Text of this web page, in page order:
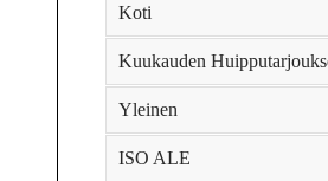
Koti
Kuukauden
Yleinen
ISO ALE